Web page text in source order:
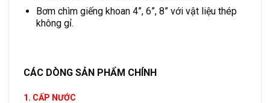
Bơm chìm giếng khoan 4”, 6”, 8” với vật liệu thép
không gỉ.
CÁC DÒNG SẢN PHẨM CHÍNH
1. CẤP NƯỚC